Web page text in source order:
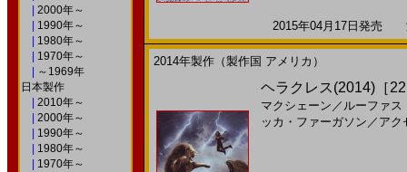
2000年～
1990年～
1980年～
1970年～
～1969年
日本製作
2010年～
2000年～
1990年～
1980年～
1970年～
2015年04月17日発売
2014年製作（製作国 アメリカ）
ヘラクレス(2014)［
マクシェーン ／ ルーファス
ッカ・ファーガソン ／ アク